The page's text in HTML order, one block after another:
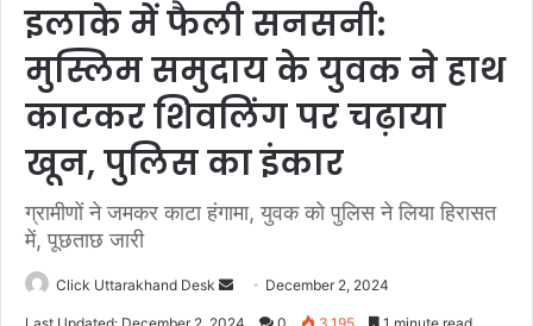
इलाके में फैली सनसनी:
मुस्लिम समुदाय के युवक ने हाथ
काटकर शिवलिंग पर चढ़ाया
खून, पुलिस का इंकार
ग्रामीणों ने जमकर काटा हंगामा, युवक को पुलिस ने लिया हिरासत
में, पूछताछ जारी
Click Uttarakhand Desk
e
December 2, 2024